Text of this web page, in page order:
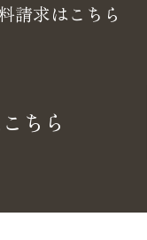
請求はこちら
ちら